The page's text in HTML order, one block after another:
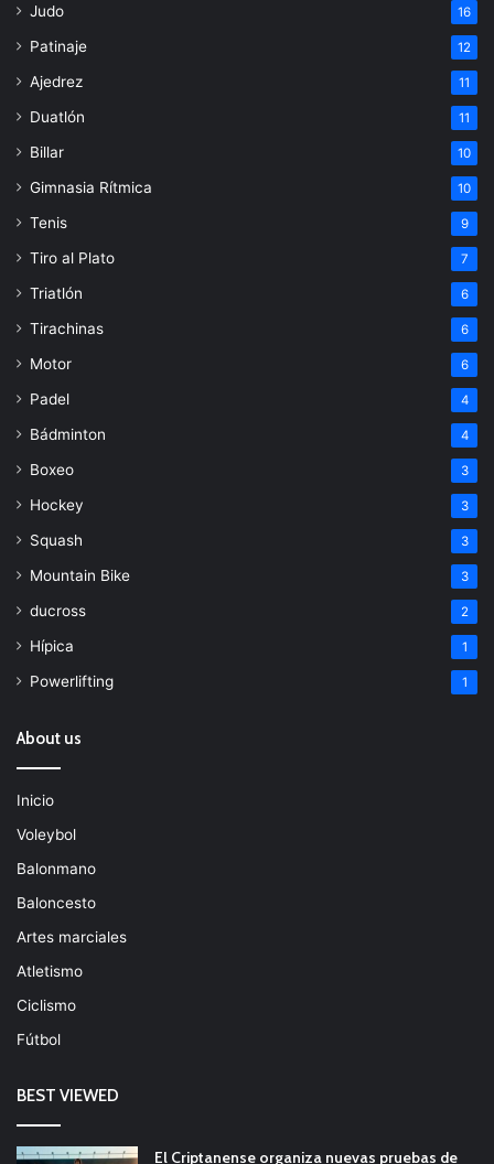
Judo 16
Patinaje 12
Ajedrez 11
Duatlón 11
Billar 10
Gimnasia Rítmica 10
Tenis 9
Tiro al Plato 7
Triatlón 6
Tirachinas 6
Motor 6
Padel 4
Bádminton 4
Boxeo 3
Hockey 3
Squash 3
Mountain Bike 3
ducross 2
Hípica 1
Powerlifting 1
About us
Inicio
Voleybol
Balonmano
Baloncesto
Artes marciales
Atletismo
Ciclismo
Fútbol
BEST VIEWED
El Criptanense organiza nuevas pruebas de